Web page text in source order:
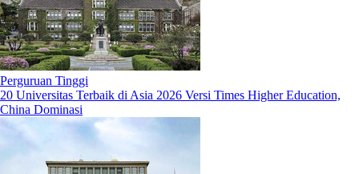
Perguruan Tinggi
20 Universitas Terbaik di Asia 2026 Versi Times Higher Education,
China Dominasi